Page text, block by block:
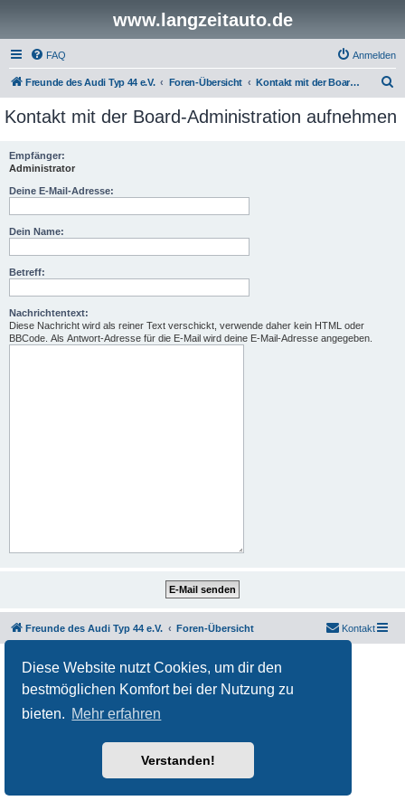
Diese Website nutzt Cookies, um dir den
bestmöglichen Komfort bei der Nutzung zu
bieten. Mehr erfahren
Verstanden!
www.langzeitauto.de
FAQ Anmelden
Freunde des Audi Typ 44 e.V. Foren-Übersicht Kontakt mit der Board-Administration aufnehmen
c
Kontakt mit der Board-Administration aufnehmen
Empfänger:
Administrator
Deine E-Mail-Adresse:
Dein Name:
Betreff:
Nachrichtentext:
Diese Nachricht wird als reiner Text verschickt, verwende daher kein HTML oder
BBCode. Als Antwort-Adresse für die E-Mail wird deine E-Mail-Adresse angegeben.
Freunde des Audi Typ 44 e.V. Foren-Übersicht Kontakt
Powered by phpBB
® Forum Software © phpBB Limited
Deutsche Übersetzung durch
Datenschutz|Nutzungsbedingungen